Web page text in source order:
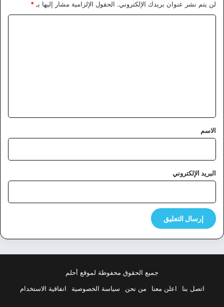
لن يتم نشر عنوان بريدك الإلكتروني. الحقول الإلزامية مشار إليها بـ *
*
الاسم
البريد الإلكتروني
جميع الحقوق محفوظة لموقع أحلم
اتصل بنا
اعلن معنا من نحن سياسة الخصوصية اتفاقية الاستخدام